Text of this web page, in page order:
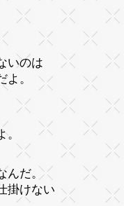
いのは
。
んだ。
掛けない